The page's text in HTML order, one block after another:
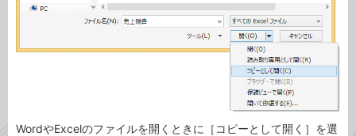
WordやExcelのファイルを開くときに［コピーとして開く］を選